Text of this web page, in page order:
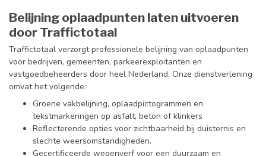
Belijning oplaadpunten laten uitvoeren
door Traffictotaal
Traffictotaal verzorgt professionele belijning van oplaadpunten
voor bedrijven, gemeenten, parkeerexploitanten en
vastgoedbeheerders door heel Nederland. Onze dienstverlening
omvat het volgende:
Groene vakbelijning, oplaadpictogrammen en
tekstmarkeringen op asfalt, beton of klinkers
Reflecterende opties voor zichtbaarheid bij duisternis en
slechte weersomstandigheden.
Gecertificeerde wegenverf voor een duurzaam en